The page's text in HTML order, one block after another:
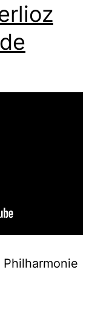
Philharmonie